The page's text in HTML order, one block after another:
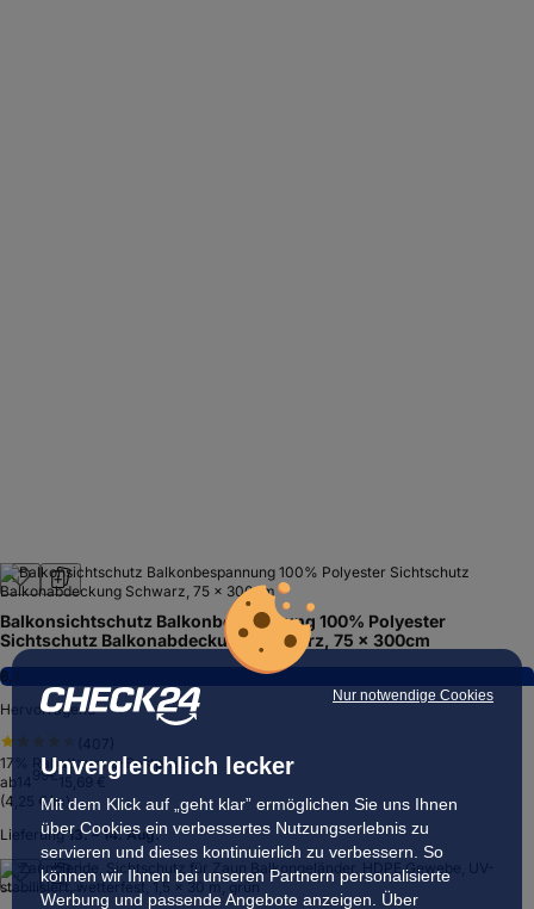
Nur notwendige Cookies
Unvergleichlich lecker
Mit dem Klick auf „geht klar” ermöglichen Sie uns Ihnen
über Cookies ein verbessertes Nutzungserlebnis zu
servieren und dieses kontinuierlich zu verbessern. So
können wir Ihnen bei unseren Partnern personalisierte
Werbung und passende Angebote anzeigen. Über
Balkonsichtschutz Balkonbespannung 100% Polyester
Sichtschutz Balkonabdeckung Schwarz, 75 x 300cm
8,4
Hervorragend
17
% Rabattzum ⌀-Bestpreis
ab
99€
(4,25 €/m )
Lieferung 13. – 14. Aug.